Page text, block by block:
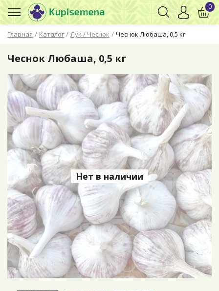
Главная / Каталог / Лук / Чеснок / Чеснок Любаша, 0,5 кг
0
Чеснок Любаша, 0,5 кг
Нет в наличии